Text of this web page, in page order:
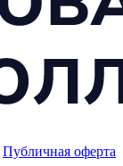
Публичная оферта